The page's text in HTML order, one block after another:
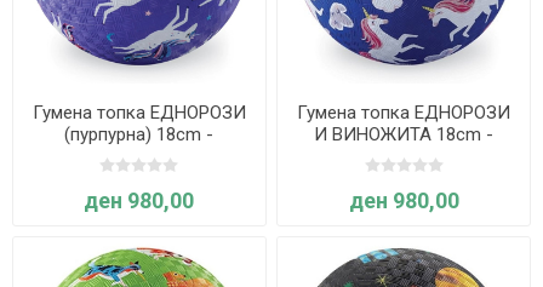
Гумена топка ЕДНОРОЗИ
(пурпурна) 18cm -
Crocodile Creek
ден 980,00
Гумена топка ЕДНОРОЗИ
И ВИНОЖИТА 18cm -
Crocodile Creek
ден 980,00